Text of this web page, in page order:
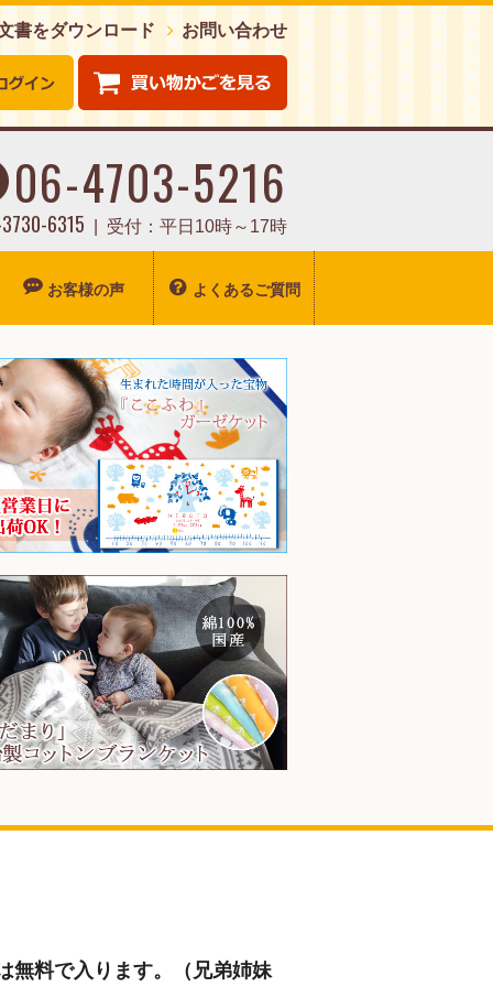
書をダウンロード お問い合わせ
06-4703-5216
6315 受付：平日10時～17時
お客様の声 よくあるご質問
無料で入ります。（兄弟姉妹